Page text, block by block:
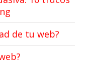
de tu web?